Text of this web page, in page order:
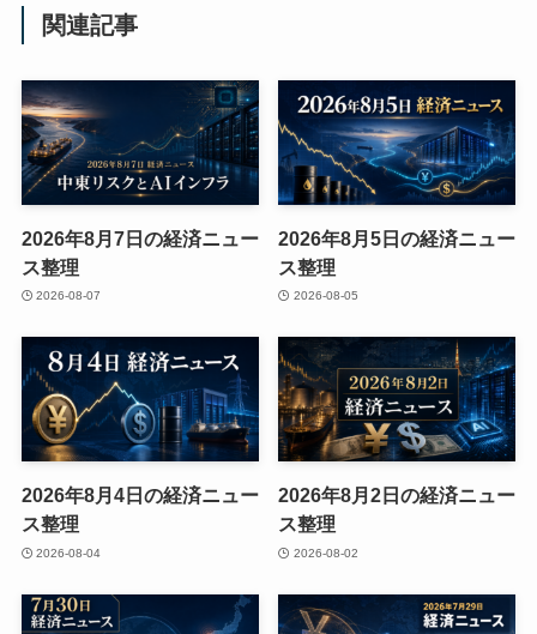
関連記事
2026年8月7日の経済ニュー
ス整理
2026-08-07
2026年8月5日の経済ニュー
ス整理
2026-08-05
2026年8月4日の経済ニュー
ス整理
2026-08-04
2026年8月2日の経済ニュー
ス整理
2026-08-02